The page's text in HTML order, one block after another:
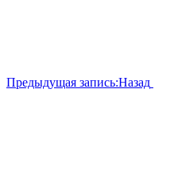
Предыдущая запись:Назад